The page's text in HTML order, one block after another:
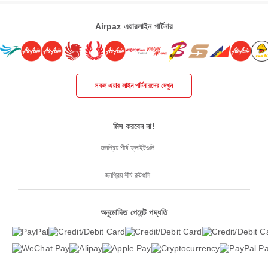
Airpaz এয়ারলাইন পার্টনার
সকল এয়ার লাইন পার্টনারদের দেখুন
মিস করবেন না!
জনপ্রিয় শীর্ষ ফ্লাইটগুলি
জনপ্রিয় শীর্ষ রুটগুলি
অনুমোদিত পেমেন্ট পদ্ধতি